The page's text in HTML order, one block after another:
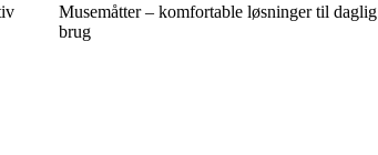
Musemåtter – komfortable løsninger til daglig
brug